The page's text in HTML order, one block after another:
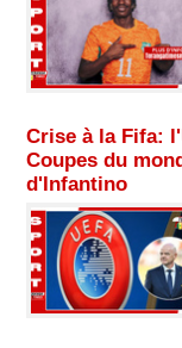
Crise à la Fifa:
Coupes du
d'Infantino